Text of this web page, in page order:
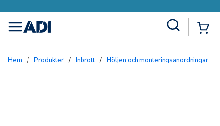
menu
Hem / Produkter / Inbrott / Höljen och monteringsanordningar